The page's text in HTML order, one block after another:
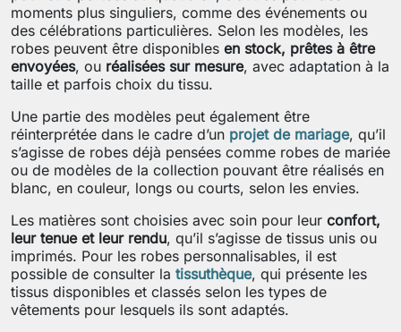
moments plus singuliers, comme des événements ou
des célébrations particulières. Selon les modèles, les
robes peuvent être disponibles en stock, prêtes à être
envoyées, ou réalisées sur mesure, avec adaptation à la
taille et parfois choix du tissu.
Une partie des modèles peut également être
réinterprétée dans le cadre d’un projet de mariage, qu’il
s’agisse de robes déjà pensées comme robes de mariée
ou de modèles de la collection pouvant être réalisés en
blanc, en couleur, longs ou courts, selon les envies.
Les matières sont choisies avec soin pour leur confort,
leur tenue et leur rendu, qu’il s’agisse de tissus unis ou
imprimés. Pour les robes personnalisables, il est
possible de consulter la tissuthèque, qui présente les
tissus disponibles et classés selon les types de
vêtements pour lesquels ils sont adaptés.